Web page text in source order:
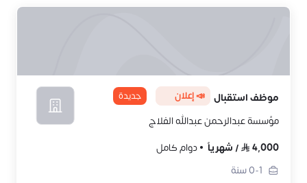
موظف استقبال 📣 إعلان جديدة
مؤسسة عبدالرحمن عبدالله الفلاج
4,000
/ شهرياً
دوام كامل
0-1سنة